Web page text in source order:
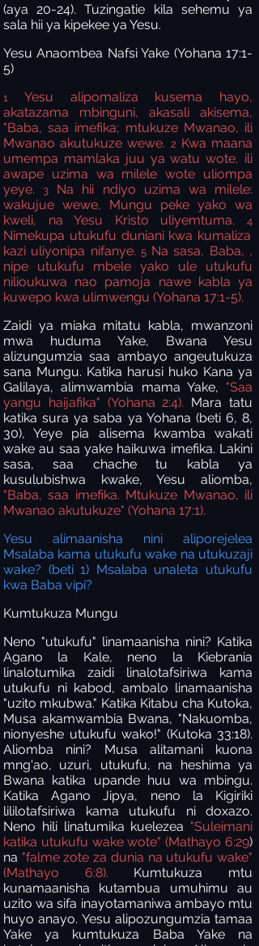
(aya 20-24). Tuzingatie kila sehemu ya
sala hii ya kipekee ya Yesu.
Yesu Anaombea Nafsi Yake (Yohana 17:1-
5)
1
Yesu alipomaliza kusema hayo,
akatazama mbinguni, akasali akisema,
"Baba, saa imefika; mtukuze Mwanao, ili
Mwanao akutukuze wewe. 2Kwa maana
umempa mamlaka juu ya watu wote, ili
awape uzima wa milele wote uliompa
yeye.
3
Na hii ndiyo uzima wa milele:
wakujue wewe, Mungu peke yako wa
kweli, na Yesu Kristo uliyemtuma. 4
Nimekupa utukufu duniani kwa kumaliza
kazi uliyonipa nifanye. 5Na sasa, Baba, ,
nipe utukufu mbele yako ule utukufu
nilioukuwa nao pamoja nawe kabla ya
kuwepo kwa ulimwengu (Yohana 17:1-5).
Zaidi ya miaka mitatu kabla, mwanzoni
mwa huduma Yake, Bwana Yesu
alizungumzia saa ambayo angeutukuza
sana Mungu. Katika harusi huko Kana ya
Galilaya, alimwambia mama Yake, "Saa
yangu haijafika" (Yohana 2:4). Mara tatu
katika sura ya saba ya Yohana (beti 6, 8,
30), Yeye pia alisema kwamba wakati
wake au saa yake haikuwa imefika. Lakini
sasa, saa chache tu kabla ya
kusulubishwa kwake, Yesu aliomba,
"Baba, saa imefika. Mtukuze Mwanao, ili
Mwanao akutukuze" (Yohana 17:1).
Yesu alimaanisha nini aliporejelea
Msalaba kama utukufu wake na utukuzaji
wake? (beti 1) Msalaba unaleta utukufu
kwa Baba vipi?
Kumtukuza Mungu
Neno "utukufu" linamaanisha nini? Katika
Agano la Kale, neno la Kiebrania
linalotumika zaidi linalotafsiriwa kama
utukufu ni kabod, ambalo linamaanisha
"uzito mkubwa." Katika Kitabu cha Kutoka,
Musa akamwambia Bwana, "Nakuomba,
nionyeshe utukufu wako!" (Kutoka 33:18).
Aliomba nini? Musa alitamani kuona
mng'ao, uzuri, utukufu, na heshima ya
Bwana katika upande huu wa mbingu.
Katika Agano Jipya, neno la Kigiriki
lililotafsiriwa kama utukufu ni doxazo.
Neno hili linatumika kuelezea "Suleimani
katika utukufu wake wote" (Mathayo 6:29)
na "falme zote za dunia na utukufu wake"
(Mathayo 6:8). Kumtukuza mtu
kunamaanisha kutambua umuhimu au
uzito wa sifa inayotamaniwa ambayo mtu
huyo anayo. Yesu alipozungumzia tamaa
Yake ya kumtukuza Baba Yake na